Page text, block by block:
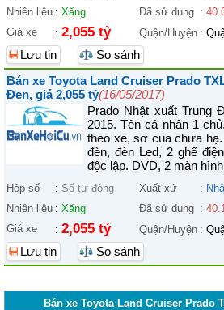
Nhiên liệu : Xăng Đã sử dụng :
Giá xe
: 2,055 tỷ Quận/Huyện :
Lưu tin
So sánh
Bán xe Toyota Land Cruiser Prado
Đen, giá 2,055 tỷ(16/05/2017)
Prado Nhật xuất Trung
2015. Tên cá nhân 1
theo xe, sơ cua chưa
đèn, đèn Led, 2 ghế
độc lập. DVD, 2 màn
Hộp số : Số tự động Xuất xứ :
Nhiên liệu : Xăng Đã sử dụng :
Giá xe
: 2,055 tỷ Quận/Huyện :
Lưu tin So sánh
Bán xe Toyota Land Cruiser Prado